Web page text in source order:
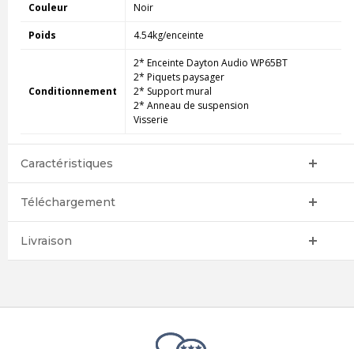
Couleur Noir
Poids 4.54kg/enceinte
Conditionnement
2* Enceinte Dayton Audio WP65BT
2* Piquets paysager
2* Support mural
2* Anneau de suspension
Visserie
Caractéristiques
Téléchargement
Livraison